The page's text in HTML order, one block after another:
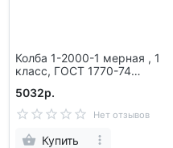
Колба 1-2000-1 мерная , 1
класс, ГОСТ 1770-74
5032р.
Нет отзывов
Купить